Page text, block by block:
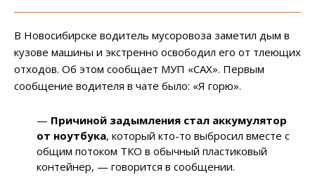
В Новосибирске водитель мусоровоза заметил дым в
кузове машины и экстренно освободил его от тлеющих
отходов. Об этом сообщает МУП «САХ». Первым
сообщение водителя в чате было: «Я горю».
— Причиной задымления стал аккумулятор
от ноутбука, который кто-то выбросил вместе с
общим потоком ТКО в обычный пластиковый
контейнер, — говорится в сообщении.